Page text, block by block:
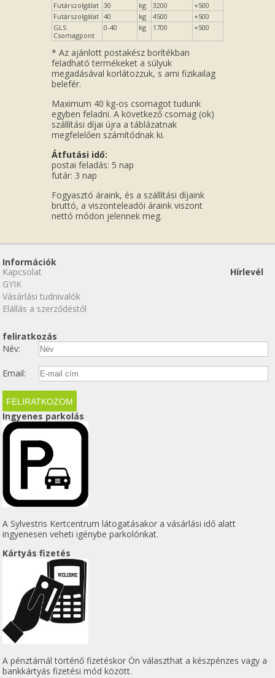
Futárszolgálat 30 kg 3200
+500
Futárszolgálat 40 kg 4500
+500
GLS
Csomagpont
0-40 kg 1700 +500
* Az ajánlott postakész borítékban
feladható termékeket a súlyuk
megadásával korlátozzuk, s ami fizikailag
belefér.
Maximum 40 kg-os csomagot tudunk
egyben feladni. A következő csomag (ok)
szállítási díjai újra a táblázatnak
megfelelően számítódnak ki.
Átfutási idő:
postai feladás: 5 nap
futár: 3 nap
Fogyasztó áraink, és a szállítási díjaink
bruttó, a viszonteleadói áraink viszont
nettó módon jelennek meg.
Információk
Kapcsolat
GYIK
Vásárlási tudnivalók
Elállás a szerződéstől
Hírlevél
feliratkozás
Név:
Email:
Ingyenes parkolás
A Sylvestris Kertcentrum látogatásakor a vásárlási idő alatt
ingyenesen veheti igénybe parkolónkat.
Kártyás fizetés
A pénztárnál történő fizetéskor Ön választhat a készpénzes vagy a
bankkártyás fizetési mód között.